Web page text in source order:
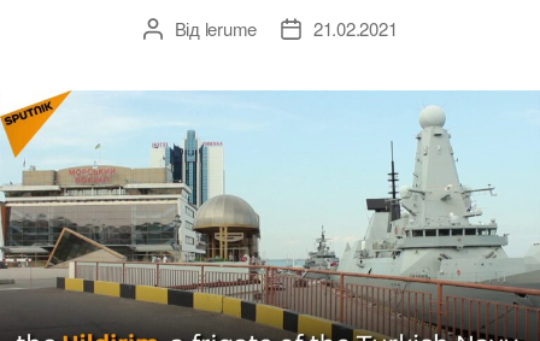
Автор
Від lerume
Дата21.02.2021